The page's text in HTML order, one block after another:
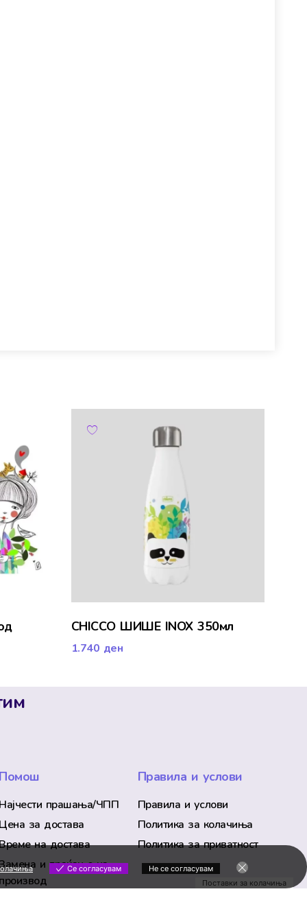
CHICCO ШИШЕ INOX 350мл
1.740 ден
Помош
Најчести прашања/ЧПП
Цена за достава
на достава
и враќање на
производ
Правила и услови
Правила и услови
Политика за колачиња
Политика за приватност
Се согласувам
Не се согласувам
Поставки за колачиња